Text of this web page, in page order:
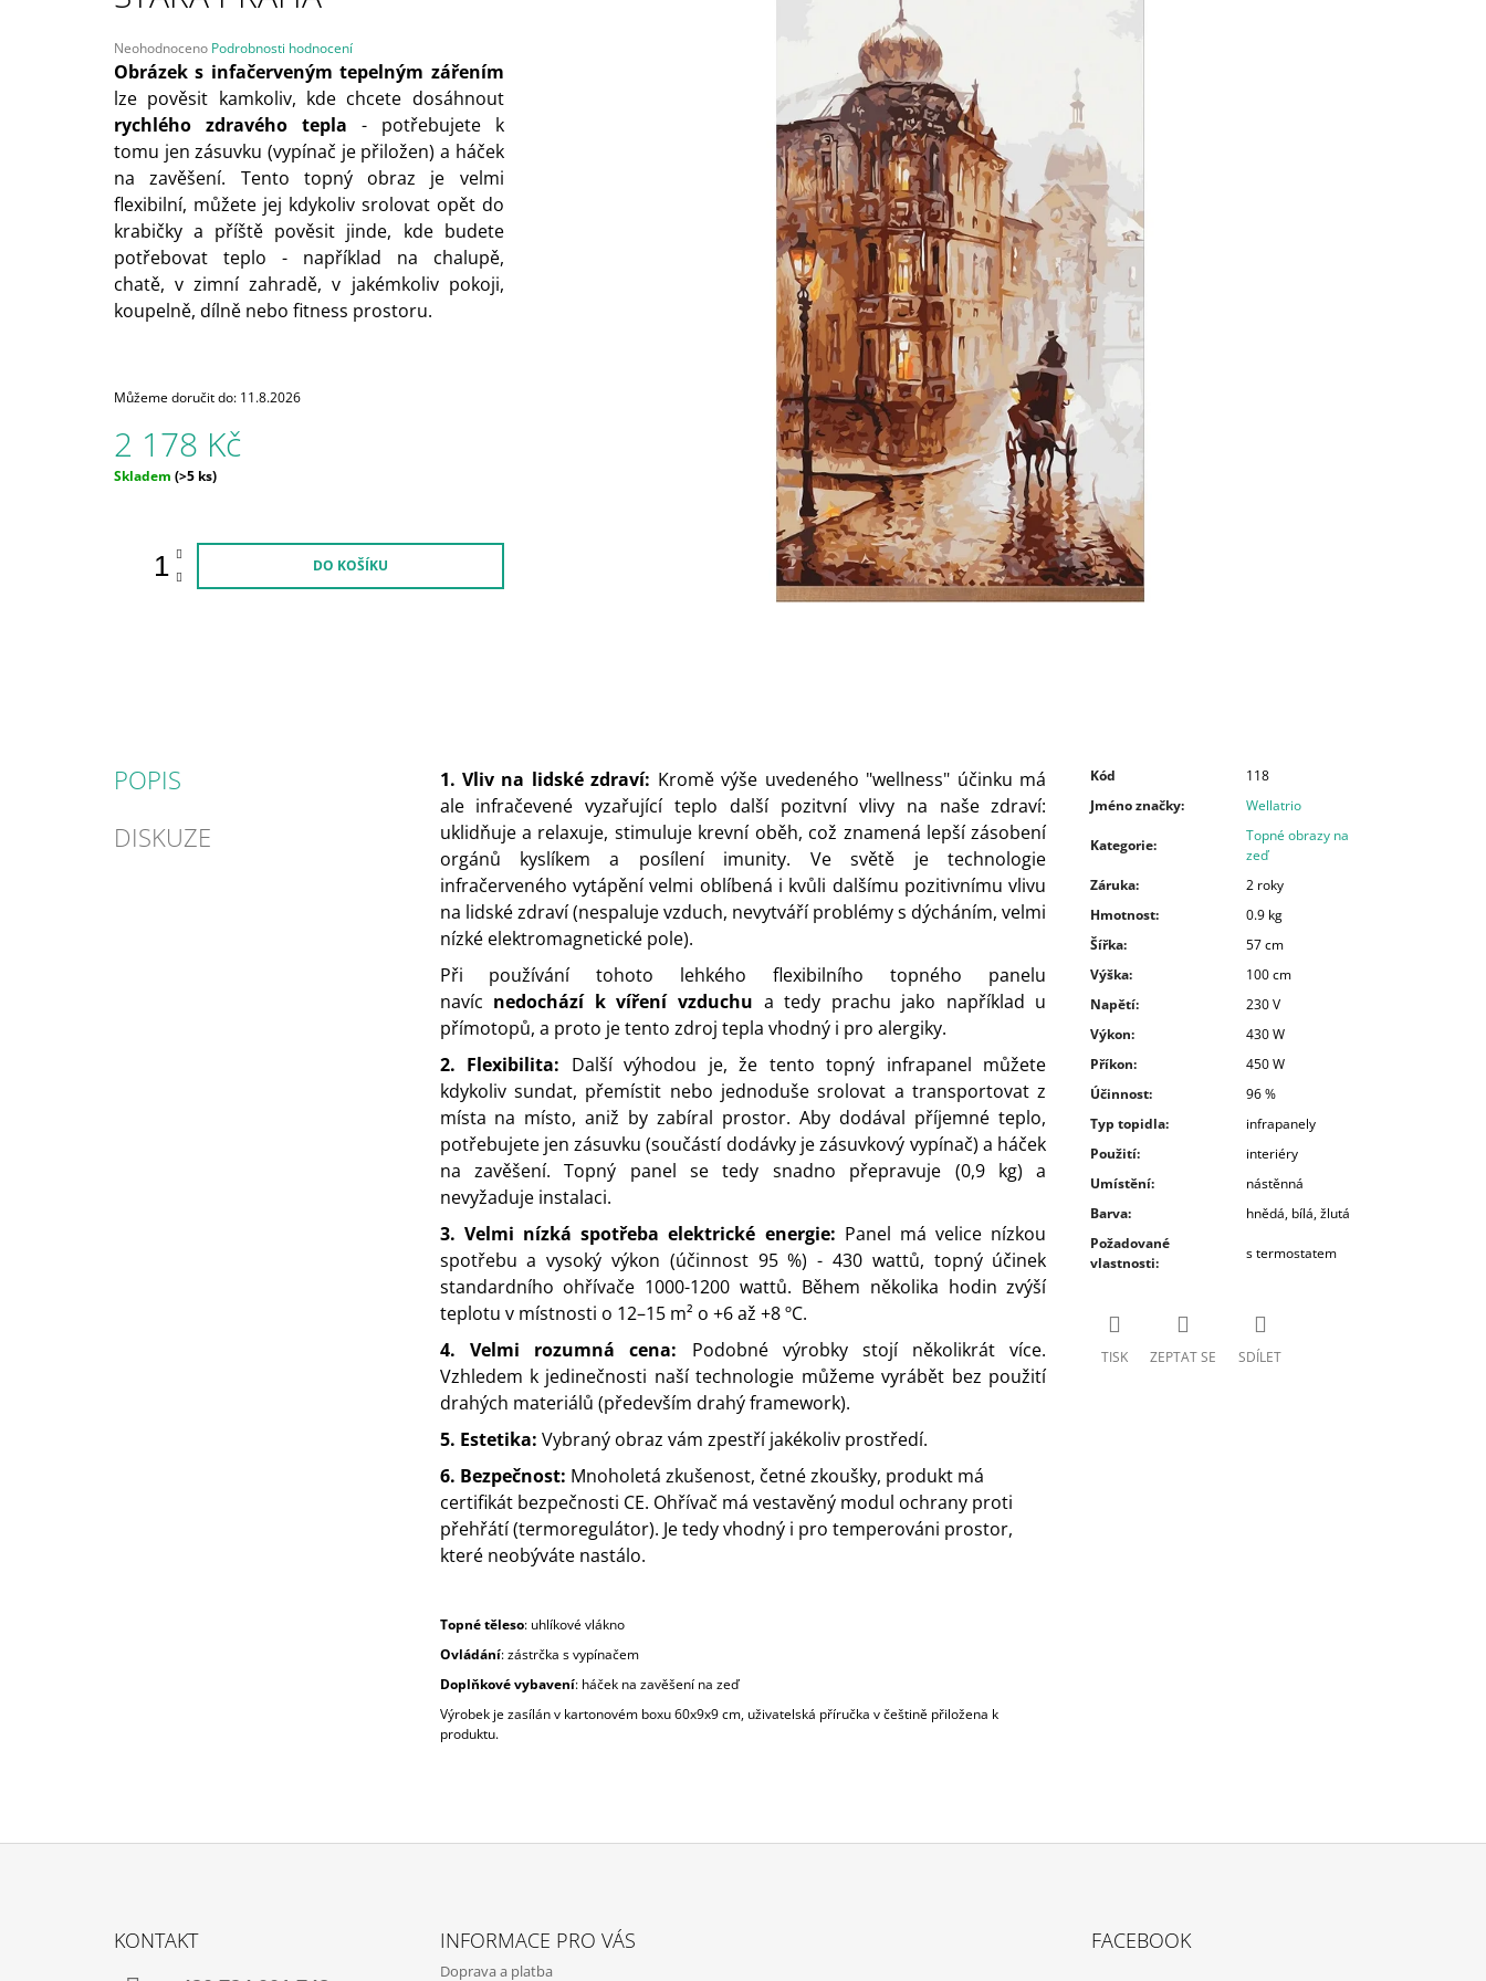
Průměrné
hodnocení
produktu
je
0,0
z
hvězdiček.
Neohodnoceno Podrobnosti hodnocení
Obrázek s infačerveným tepelným zářením
lze pověsit kamkoliv, kde chcete dosáhnout
rychlého zdravého tepla - potřebujete k
tomu jen zásuvku (vypínač je přiložen) a háček
na zavěšení. Tento topný obraz je velmi
flexibilní, můžete jej kdykoliv srolovat opět do
krabičky a příště pověsit jinde, kde budete
potřebovat teplo - například na chalupě,
chatě, v zimní zahradě, v jakémkoliv pokoji,
koupelně, dílně nebo fitness prostoru.
Můžeme doručit do: 11.8.2026
2 178 Kč
Měrná
Skladem (>5 ks)
DO KOŠÍKU
POPIS
DISKUZE
1. Vliv na lidské zdraví: Kromě výše uvedeného "wellness" účinku má
ale infračevené vyzařující teplo další pozitvní vlivy na naše zdraví:
uklidňuje a relaxuje, stimuluje krevní oběh, což znamená lepší zásobení
orgánů kyslíkem a posílení imunity. Ve světě je technologie
infračerveného vytápění velmi oblíbená i kvůli dalšímu pozitivnímu vlivu
na lidské zdraví (nespaluje vzduch, nevytváří problémy s dýcháním, velmi
nízké elektromagnetické pole).
Při používání tohoto lehkého flexibilního topného panelu
navíc nedochází k víření vzduchu a tedy prachu jako například u
přímotopů, a proto je tento zdroj tepla vhodný i pro alergiky.
2. Flexibilita: Další výhodou je, že tento topný infrapanel můžete
kdykoliv sundat, přemístit nebo jednoduše srolovat a transportovat z
místa na místo, aniž by zabíral prostor. Aby dodával příjemné teplo,
potřebujete jen zásuvku (součástí dodávky je zásuvkový vypínač) a háček
na zavěšení. Topný panel se tedy snadno přepravuje (0,9 kg) a
nevyžaduje instalaci.
3. Velmi nízká spotřeba elektrické energie: Panel má velice nízkou
spotřebu a vysoký výkon (účinnost 95 %) - 430 wattů, topný účinek
standardního ohřívače 1000-1200 wattů. Během několika hodin zvýší
teplotu v místnosti o 12–15 m² o +6 až +8 ºC.
4. Velmi rozumná cena: Podobné výrobky stojí několikrát více.
Vzhledem k jedinečnosti naší technologie můžeme vyrábět bez použití
drahých materiálů (především drahý framework).
5. Estetika: Vybraný obraz vám zpestří jakékoliv prostředí.
6. Bezpečnost: Mnoholetá zkušenost, četné zkoušky, produkt má
certifikát bezpečnosti CE. Ohřívač má vestavěný modul ochrany proti
přehřátí (termoregulátor). Je tedy vhodný i pro temperováni prostor,
které neobýváte nastálo.
Topné těleso: uhlíkové vlákno
Ovládání: zástrčka s vypínačem
Doplňkové vybavení: háček na zavěšení na zeď
Výrobek je zasílán v kartonovém boxu 60x9x9 cm, uživatelská příručka v češtině přiložena k
produktu.
Kód
118
Jméno značky: Wellatrio
Kategorie:
Topné obrazy na
zeď
Záruka:
2 roky
Hmotnost:
0.9 kg
Šířka:
57 cm
Výška:
100 cm
Napětí:
230 V
Výkon:
430 W
Příkon:
450 W
Účinnost:
96 %
Typ topidla:
infrapanely
Použití:
interiéry
Umístění:
nástěnná
Barva:
hnědá, bílá, žlutá
Požadované
vlastnosti:
s termostatem
TISK ZEPTAT SE SDÍLET
2 178 Kč
2 178 Kč
KONTAKT
INFORMACE PRO VÁS
Doprava a platba
FACEBOOK